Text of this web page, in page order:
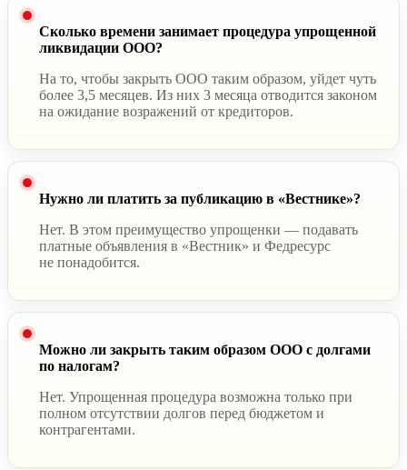
Сколько времени занимает процедура упрощенной
ликвидации ООО?
На то, чтобы закрыть ООО таким образом, уйдет чуть
более 3,5 месяцев. Из них 3 месяца отводится законом
на ожидание возражений от кредиторов.
Нужно ли платить за публикацию в «Вестнике»?
Нет. В этом преимущество упрощенки — подавать
платные объявления в «Вестник» и Федресурс
не понадобится.
Можно ли закрыть таким образом ООО с долгами
по налогам?
Нет. Упрощенная процедура возможна только при
полном отсутствии долгов перед бюджетом и
контрагентами.